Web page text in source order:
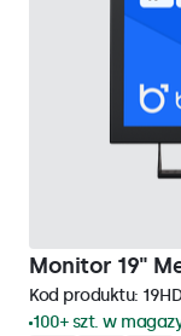
Monitor 19"
Kod produktu:
100+ szt. w